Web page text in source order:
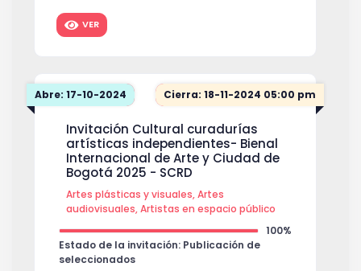
VER
Abre: 17-10-2024 Cierra: 18-11-2024 05:00 pm
Invitación Cultural curadurías
artísticas independientes- Bienal
Internacional de Arte y Ciudad de
Bogotá 2025 - SCRD
Artes plásticas y visuales, Artes
audiovisuales, Artistas en espacio público
100%
Estado de la invitación: Publicación de
seleccionados